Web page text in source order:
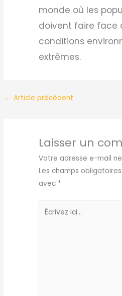
monde où les
doivent faire face
conditions
extrêmes.
← Article précédent
Laisser un
Votre adresse e-mail
Les champs
avec *
Écrivez